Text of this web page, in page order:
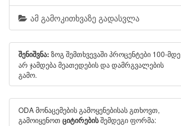
ამ გამოკითხვაზე გადასვლა
შენიშვნა: ზოგ შემთხვევაში პროცენტები 100-მდე
არ ჯამდება მეათედების და დამრგვალების
გამო.
ODA მონაცემების გამოყენებისას გთხოვთ,
გამოიყენოთ ციტირებისშემდეგი ფორმა: